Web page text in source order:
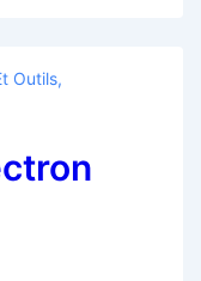
Outils,